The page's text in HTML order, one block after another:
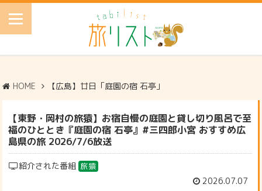
HOME 【広島】廿日「庭園の宿 石亭」
【東野・岡村の旅猿】お宿自慢の庭園と貸し切り風呂で至
福のひととき『庭園の宿 石亭』#三四郎小宮 おすすめ広
島県の旅 2026/7/6放送
紹介された番組 旅猿
2026.07.07